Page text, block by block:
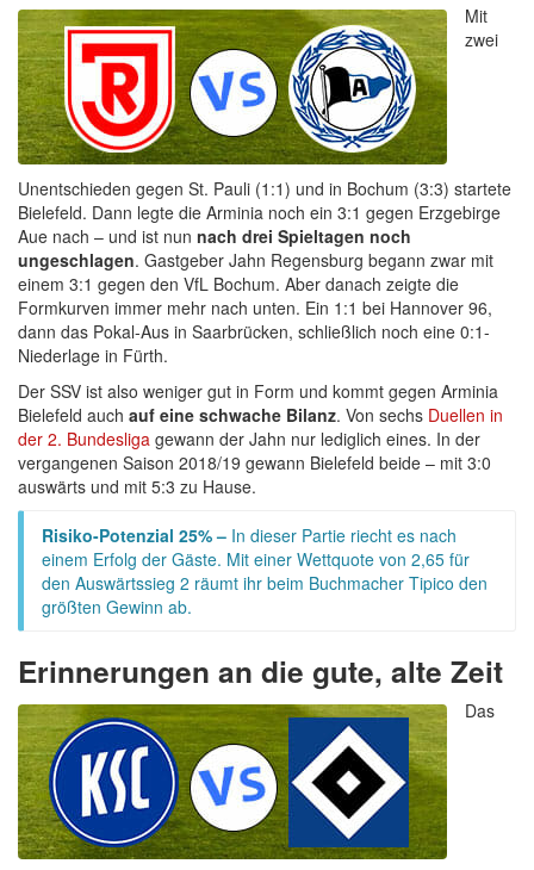
Mit
zwei
Unentschieden gegen St. Pauli (1:1) und in Bochum (3:3) startete
Bielefeld. Dann legte die Arminia noch ein 3:1 gegen Erzgebirge
Aue nach – und ist nun nach drei Spieltagen noch
ungeschlagen. Gastgeber Jahn Regensburg begann zwar mit
einem 3:1 gegen den VfL Bochum. Aber danach zeigte die
Formkurven immer mehr nach unten. Ein 1:1 bei Hannover 96,
dann das Pokal-Aus in Saarbrücken, schließlich noch eine 0:1-
Niederlage in Fürth.
Der SSV ist also weniger gut in Form und kommt gegen Arminia
Bielefeld auch auf eine schwache Bilanz. Von sechs Duellen in
der 2. Bundesliga gewann der Jahn nur lediglich eines. In der
vergangenen Saison 2018/19 gewann Bielefeld beide – mit 3:0
auswärts und mit 5:3 zu Hause.
Risiko-Potenzial 25% – In dieser Partie riecht es nach
einem Erfolg der Gäste. Mit einer Wettquote von 2,65 für
den Auswärtssieg 2 räumt ihr beim Buchmacher Tipico den
größten Gewinn ab.
Erinnerungen an die gute, alte Zeit
Das